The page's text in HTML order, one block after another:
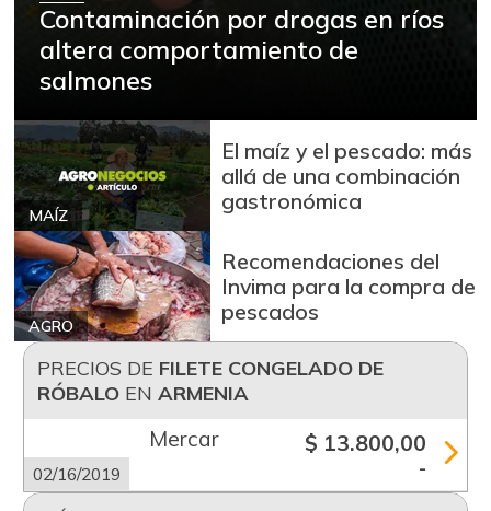
Contaminación por drogas en ríos
altera comportamiento de
salmones
MAÍZ
El maíz y el pescado: más
allá de una combinación
gastronómica
AGRO
Recomendaciones del
Invima para la compra de
pescados
PRECIOS DE FILETE CONGELADO DE
RÓBALOEN ARMENIA
Mercar
02/16/2019
$ 13.800,00
-